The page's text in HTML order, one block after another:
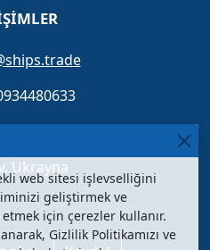
Caddesi, 12
Ukrayna
web sitesi işlevselliğini
geliştirmek ve
için çerezler kullanır.
Gizlilik Politikamızı ve